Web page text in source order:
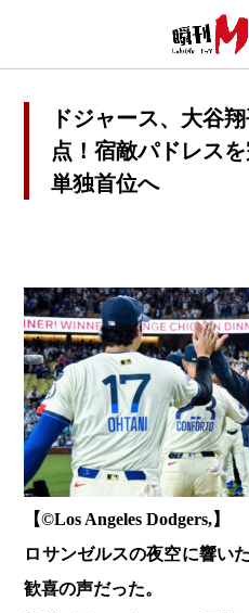
ドジャース、大谷
点！宿敵パドレス
単独首位へ
【©️Los Angeles Dodgers,】
ロサンゼルスの夜空に響い
歓喜の声だった。